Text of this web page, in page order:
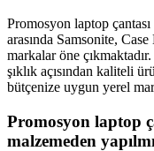
Promosyon laptop
arasında Samsonite,
markalar öne
şıklık açısından kaliteli
bütçenize uygun yerel
Promosyon laptop
malzemeden